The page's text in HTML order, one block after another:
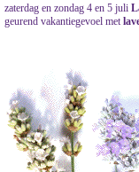
zaterdag en zondag 4 en 5 juli
geurend vakantiegevoel met